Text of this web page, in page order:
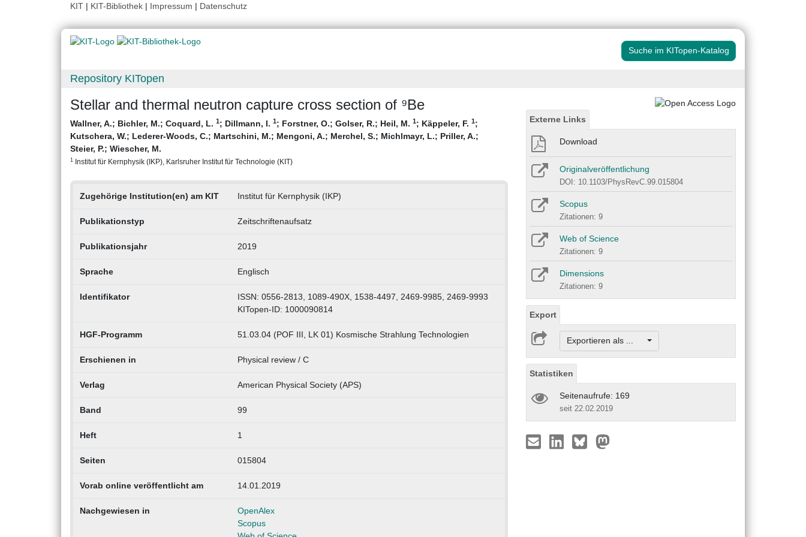
KIT | KIT-Bibliothek | Impressum | Datenschutz
Suche im KITopen-Katalog
Repository KITopen
Stellar and thermal neutron capture cross section of ⁹Be
Wallner, A.; Bichler, M.; Coquard, L. 1; Dillmann, I. 1; Forstner, O.; Golser, R.; Heil, M. 1; Käppeler, F. 1;
Kutschera, W.; Lederer-Woods, C.; Martschini, M.; Mengoni, A.; Merchel, S.; Michlmayr, L.; Priller, A.;
Steier, P.; Wiescher, M.
1 Institut für Kernphysik (IKP), Karlsruher Institut für Technologie (KIT)
Zugehörige Institution(en) am KIT Institut für Kernphysik (IKP)
Publikationstyp Zeitschriftenaufsatz
Publikationsjahr 2019
Sprache Englisch
Identifikator
ISSN: 0556-2813, 1089-490X, 1538-4497, 2469-9985, 2469-9993
KITopen-ID: 1000090814
HGF-Programm 51.03.04 (POF III, LK 01) Kosmische Strahlung Technologien
Erschienen in Physical review / C
Verlag American Physical Society (APS)
Band 99
Heft 1
Seiten 015804
Vorab online veröffentlicht am 14.01.2019
Nachgewiesen in
OpenAlex
Scopus
Externe Links
Download
Originalveröffentlichung
DOI: 10.1103/PhysRevC.99.015804
Scopus
Zitationen: 9
Web of Science
Zitationen: 9
Dimensions
Zitationen: 9
Export
Exportieren als ...
Statistiken
Seitenaufrufe: 169
seit 22.02.2019